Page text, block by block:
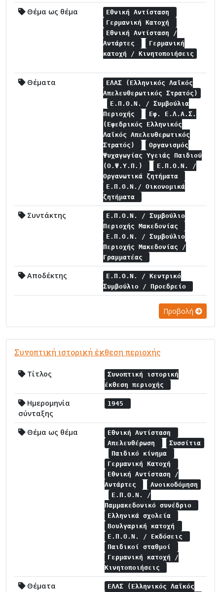
Θέμα ως θέμα
Εθνική Αντίσταση
Γερμανική Κατοχή
Εθνική Αντίσταση /
Αντάρτες
Γερμανική
κατοχή / Κινητοποιήσεις
Θέματα
ΕΛΑΣ (Ελληνικός Λαϊκός
Απελευθερωτικός Στρατός)
Ε.Π.Ο.Ν. / Συμβούλια
Περιοχής
Εφ. Ε.Λ.Α.Σ.
(Εφεδρικός Ελληνικός
Λαϊκός Απελευθερωτικός
Στρατός)
Οργανισμός
Ψυχαγωγίας Υγειάς Παιδιού
(Ο.Ψ.Υ.Π.)
Ε.Π.Ο.Ν. /
Οργανωτικά ζητήματα
Ε.Π.Ο.Ν./ Οικονομικά
ζητήματα
Συντάκτης
Ε.Π.Ο.Ν. / Συμβούλιο
Περιοχής Μακεδονίας
Ε.Π.Ο.Ν. / Συμβούλιο
Περιοχής Μακεδονίας /
Γραμματέας
Αποδέκτης
Ε.Π.Ο.Ν. / Κεντρικό
Συμβούλιο / Προεδρείο
Προβολή
Συνοπτική ιστορική έκθεση περιοχής
Τίτλος
Συνοπτική ιστορική
έκθεση περιοχής
Ημερομηνία
σύνταξης
1945
Θέμα ως θέμα
Εθνική Αντίσταση
Απελευθέρωση
Συσσίτια
Παιδικό κίνημα
Γερμανική Κατοχή
Εθνική Αντίσταση /
Αντάρτες
Ανοικοδόμηση
Ε.Π.Ο.Ν. /
Παμμακεδονικό συνέδριο
Ελληνικά σχολεία
Βουλγαρική κατοχή
Ε.Π.Ο.Ν. / Εκδόσεις
Παιδικοί σταθμοί
Γερμανική κατοχή /
Κινητοποιήσεις
Θέματα
ΕΛΑΣ (Ελληνικός Λαϊκός